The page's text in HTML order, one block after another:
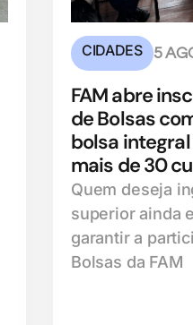
CIDADES 5
FAM abre
de Bolsas
bolsa
mais de 30
Quem deseja
superior ainda
garantir a
Bolsas da FAM